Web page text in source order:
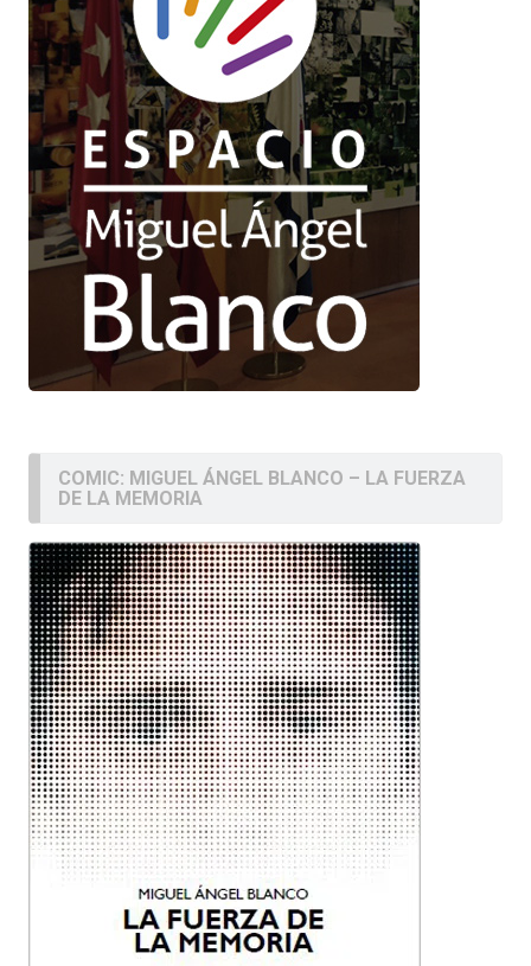
COMIC: MIGUEL ÁNGEL BLANCO – LA FUERZA
DE LA MEMORIA